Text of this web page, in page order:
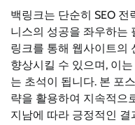
백링크는 단순히 SEO
니스의 성공을 좌우하는
링크를 통해 웹사이트의
향상시킬 수 있으며, 이
는 초석이 됩니다. 본 포
략을 활용하여 지속적으
지남에 따라 긍정적인